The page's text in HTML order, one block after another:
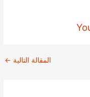
المقالة التالية ←